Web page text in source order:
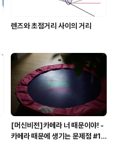
렌즈와 초점거리 사이의 거리
[머신비전]카메라 너 때문이야! -
카메라 때문에 생기는 문제점 #1